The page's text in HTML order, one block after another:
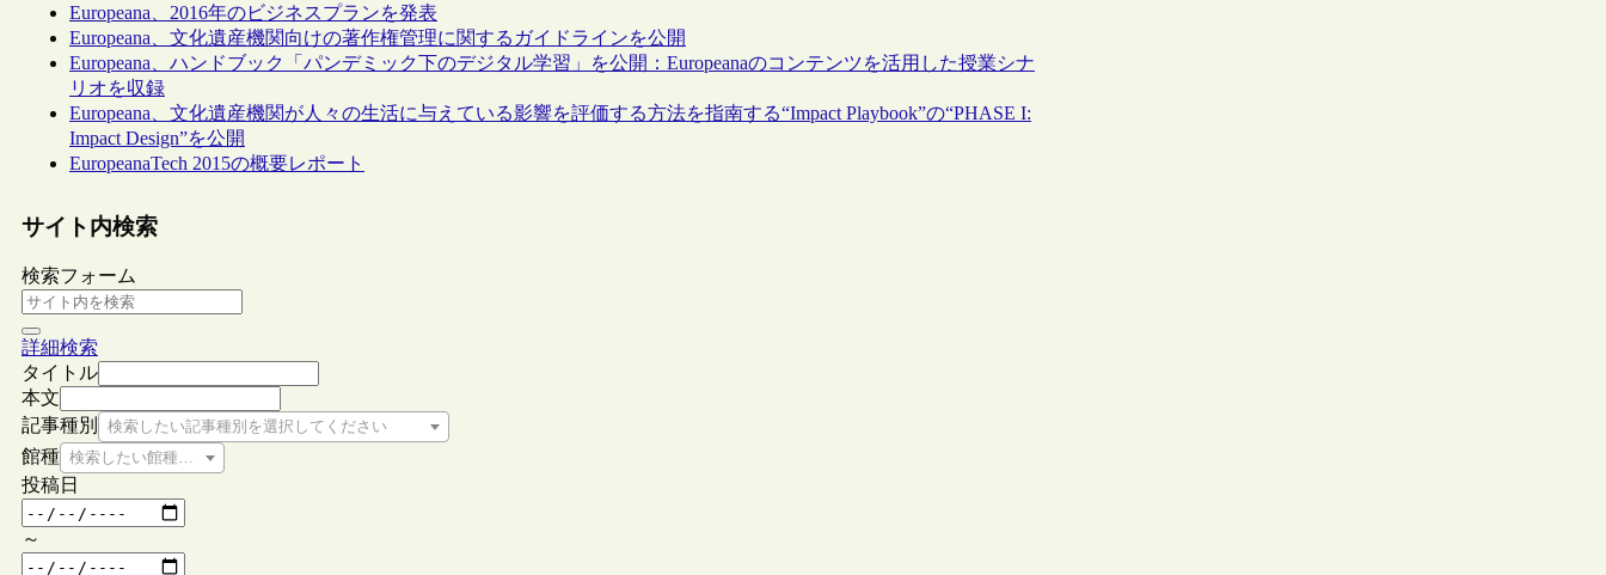
Europeana、2016年のビジネスプランを発表
Europeana、文化遺産機関向けの著作権管理に関するガイドラインを公開
Europeana、ハンドブック「パンデミック下のデジタル学習」を公開：Europeanaのコンテンツを活用した授業シナ
リオを収録
Europeana、文化遺産機関が人々の生活に与えている影響を評価する方法を指南する“Impact Playbook”の“PHASE I:
Impact Design”を公開
EuropeanaTech 2015の概要レポート
サイト内検索
検索フォーム
詳細検索
タイトル
本文
記事種別
検索したい記事種別を選択してください
館種 検索したい館種を選択してください
投稿日
～